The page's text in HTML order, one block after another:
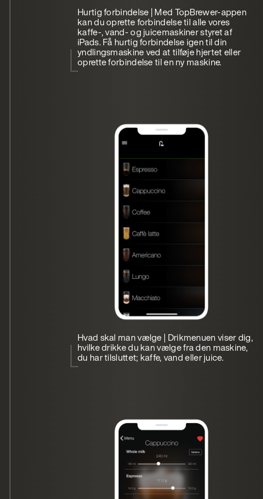
Hurtig forbindelse | Med TopBrewer-appen
kan du oprette forbindelse til alle vores
kaffe-, vand- og juicemaskiner styret af
iPads. Få hurtig forbindelse igen til din
yndlingsmaskine ved at tilføje hjertet eller
oprette forbindelse til en ny maskine.
Hvad skal man vælge | Drikmenuen viser dig,
hvilke drikke du kan vælge fra den maskine,
du har tilsluttet; kaffe, vand eller juice.